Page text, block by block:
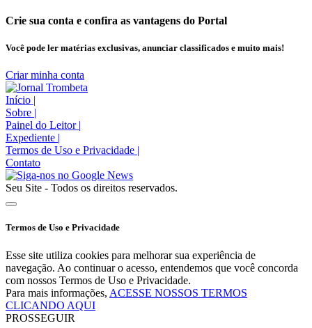
Crie sua conta e confira as vantagens do Portal
Você pode ler matérias exclusivas, anunciar classificados e muito mais!
Criar minha conta
Início |
Sobre |
Painel do Leitor |
Expediente |
Termos de Uso e Privacidade |
Contato
Seu Site - Todos os direitos reservados.
Termos de Uso e Privacidade
Esse site utiliza cookies para melhorar sua experiência de
navegação. Ao continuar o acesso, entendemos que você concorda
com nossos Termos de Uso e Privacidade.
Para mais informações, ACESSE NOSSOS TERMOS
CLICANDO AQUI
PROSSEGUIR